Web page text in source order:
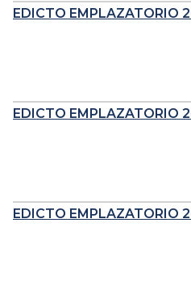
EDICTO EMPLAZATORIO
EDICTO EMPLAZATORIO
EDICTO EMPLAZATORIO